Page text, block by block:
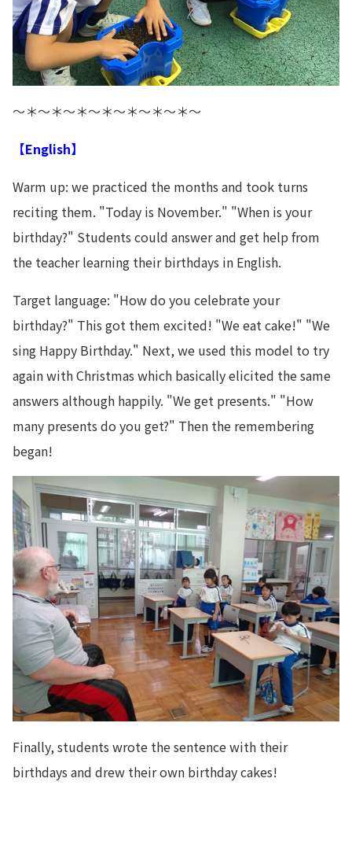
～＊～＊～＊～＊～＊～＊～＊～
【English】
Warm up: we practiced the months and took turns
reciting them. "Today is November." "When is your
birthday?" Students could answer and get help from
the teacher learning their birthdays in English.
Target language: "How do you celebrate your
birthday?" This got them excited! "We eat cake!" "We
sing Happy Birthday." Next, we used this model to try
again with Christmas which basically elicited the same
answers although happily. "We get presents." "How
many presents do you get?" Then the remembering
began!
Finally, students wrote the sentence with their
birthdays and drew their own birthday cakes!